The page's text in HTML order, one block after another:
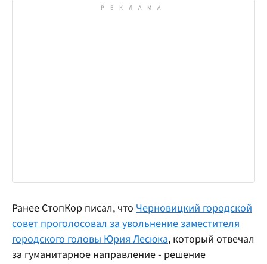
Ранее СтопКор писал, что Черновицкий городской
совет проголосовал за увольнение заместителя
городского головы Юрия Лесюка, который отвечал
за гуманитарное направление - решение